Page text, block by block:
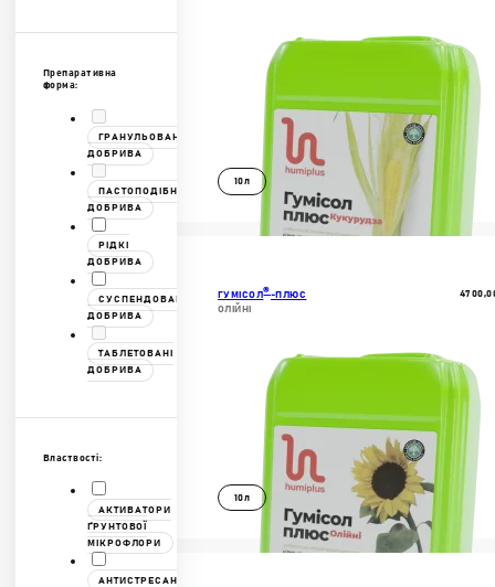
Препаративна
форма:
ГРАНУЛЬОВАНІ
ДОБРИВА
ПАСТОПОДІБНІ
ДОБРИВА
РІДКІ
ДОБРИВА
СУСПЕНДОВАНІ
ДОБРИВА
ТАБЛЕТОВАНІ
ДОБРИВА
Властвості:
АКТИВАТОРИ
ҐРУНТОВОЇ
МІКРОФЛОРИ
АНТИСТРЕСАНТИ
10л
ГУМІСОЛ®-ПЛЮС
ОЛІЙНІ
10л